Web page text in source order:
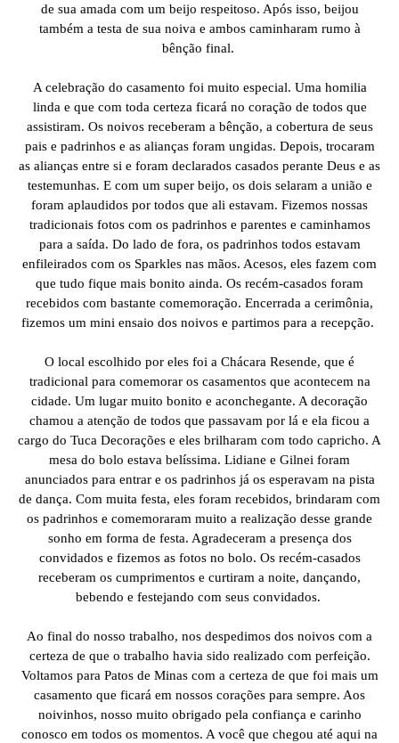
de sua amada com um beijo respeitoso. Após isso, beijou
também a testa de sua noiva e ambos caminharam rumo à
bênção final.
A celebração do casamento foi muito especial. Uma homilia
linda e que com toda certeza ficará no coração de todos que
assistiram. Os noivos receberam a bênção, a cobertura de seus
pais e padrinhos e as alianças foram ungidas. Depois, trocaram
as alianças entre si e foram declarados casados perante Deus e as
testemunhas. E com um super beijo, os dois selaram a união e
foram aplaudidos por todos que ali estavam. Fizemos nossas
tradicionais fotos com os padrinhos e parentes e caminhamos
para a saída. Do lado de fora, os padrinhos todos estavam
enfileirados com os Sparkles nas mãos. Acesos, eles fazem com
que tudo fique mais bonito ainda. Os recém-casados foram
recebidos com bastante comemoração. Encerrada a cerimônia,
fizemos um mini ensaio dos noivos e partimos para a recepção.
O local escolhido por eles foi a Chácara Resende, que é
tradicional para comemorar os casamentos que acontecem na
cidade. Um lugar muito bonito e aconchegante. A decoração
chamou a atenção de todos que passavam por lá e ela ficou a
cargo do Tuca Decorações e eles brilharam com todo capricho. A
mesa do bolo estava belíssima. Lidiane e Gilnei foram
anunciados para entrar e os padrinhos já os esperavam na pista
de dança. Com muita festa, eles foram recebidos, brindaram com
os padrinhos e comemoraram muito a realização desse grande
sonho em forma de festa. Agradeceram a presença dos
convidados e fizemos as fotos no bolo. Os recém-casados
receberam os cumprimentos e curtiram a noite, dançando,
bebendo e festejando com seus convidados.
Ao final do nosso trabalho, nos despedimos dos noivos com a
certeza de que o trabalho havia sido realizado com perfeição.
Voltamos para Patos de Minas com a certeza de que foi mais um
casamento que ficará em nossos corações para sempre. Aos
noivinhos, nosso muito obrigado pela confiança e carinho
conosco em todos os momentos. A você que chegou até aqui na